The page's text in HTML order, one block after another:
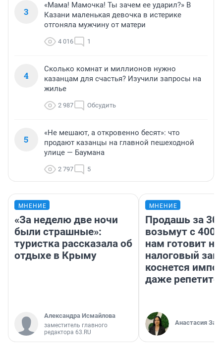
3
«Мама! Мамочка! Ты зачем ее ударил?» В
Казани маленькая девочка в истерике
отгоняла мужчину от матери
4 016 1
4
Сколько комнат и миллионов нужно
казанцам для счастья? Изучили запросы на
жилье
2 987 Обсудить
5
«Не мешают, а откровенно бесят»: что
продают казанцы на главной пешеходной
улице — Баумана
2 797 5
МНЕНИЕ
«За неделю две ночи
были страшные»:
туристка рассказала об
отдыхе в Крыму
Александра Исмайлова
заместитель главного
редактора 63.RU
МНЕНИЕ
Продашь за
возьмут с
нам готовит
налоговый
коснется
даже
Анастасия